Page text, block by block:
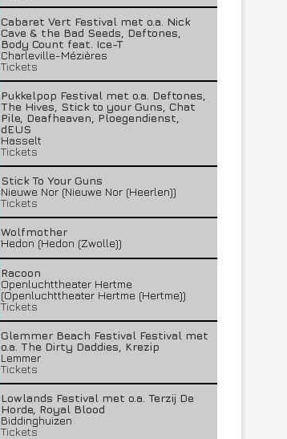
Cabaret Vert Festival met o.a. Nick
Cave & the Bad Seeds, Deftones,
Body Count feat. Ice-T
Charleville-Mézières
Tickets
Pukkelpop Festival met o.a. Deftones,
The Hives, Stick to your Guns, Chat
Pile, Deafheaven, Ploegendienst,
dEUS
Hasselt
Tickets
Stick To Your Guns
Nieuwe Nor (Nieuwe Nor (Heerlen))
Tickets
Wolfmother
Hedon (Hedon (Zwolle))
Racoon
Openluchttheater Hertme
(Openluchttheater Hertme (Hertme))
Tickets
Glemmer Beach Festival Festival met
o.a. The Dirty Daddies, Krezip
Lemmer
Tickets
Lowlands Festival met o.a. Terzij De
Horde, Royal Blood
Biddinghuizen
Tickets